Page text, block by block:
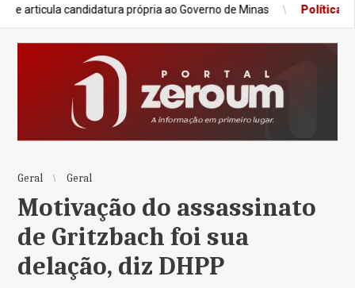
própria ao Governo de Minas Política Após nota do
Geral Geral
Motivação do assassinato
de Gritzbach foi sua
delação, diz DHPP